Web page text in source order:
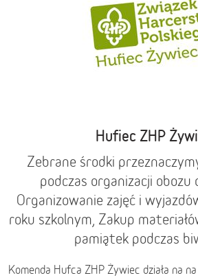
Hufiec ZHP
Zebrane środki
podczas organizacji obozu
Organizowanie zajęć i
roku szkolnym, Zakup
pamiątek podczas
Komenda Hufca ZHP Żywiec działa na